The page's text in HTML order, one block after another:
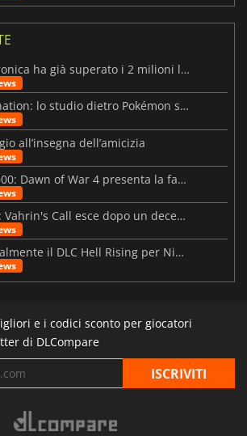
Resident Evil: Veronica ha già superato i 2 milioni liste dei desideri
Beast of Reincarnation: lo studio dietro Pokémon su una nuova strada
all’insegna dell’amicizia
Warhammer 40.000: Dawn of War 4 presenta la fazione dei Necron
Forsaken Realms: Vahrin's Call esce dopo un decennio di sviluppo
Annunciato ufficialmente il DLC Hell Rising per Nioh 3
e i codici sconto per giocatori
di DLCompare